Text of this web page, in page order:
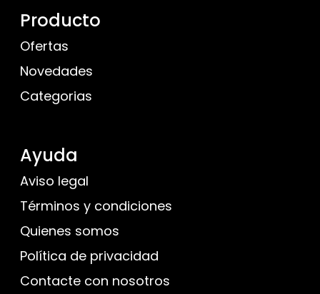
Producto
Ofertas
Novedades
Categorias
Ayuda
Aviso legal
Términos y condiciones
Quienes somos
Política de privacidad
Contacte con nosotros